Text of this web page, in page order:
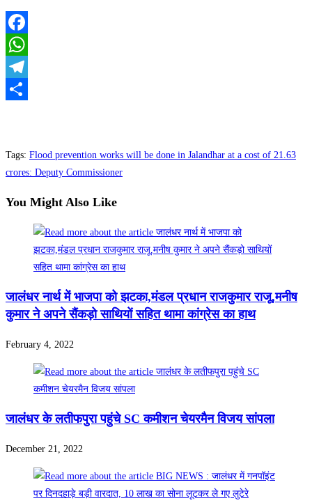
Facebook
WhatsApp
Telegram
Tags: Flood prevention works will be done in Jalandhar at a cost of 21.63
crores: Deputy Commissioner
You Might Also Like
जालंधर नार्थ में भाजपा को झटका,मंडल प्रधान राजकुमार राजू,मनीष
कुमार ने अपने सैंकड़ो साथियों सहित थामा कांग्रेस का हाथ
February 4, 2022
जालंधर के लतीफपुरा पहुंचे SC कमीशन चेयरमैन विजय सांपला
December 21, 2022